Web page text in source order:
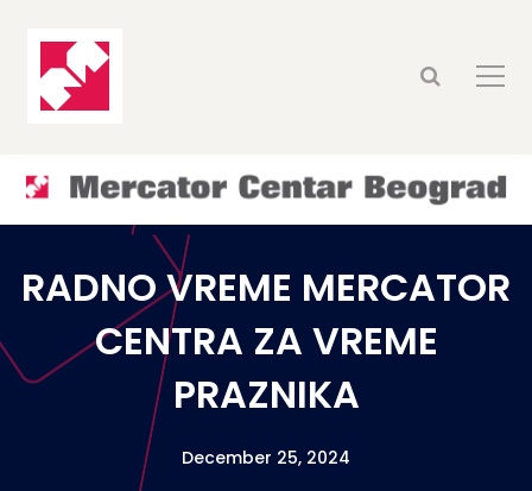
RADNO VREME MERCATOR
CENTRA ZA VREME
PRAZNIKA
December 25, 2024